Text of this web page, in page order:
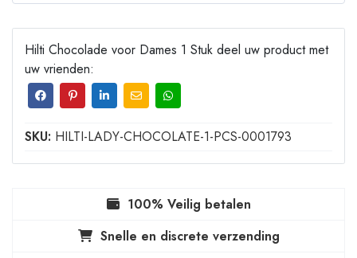
Hilti Chocolade voor Dames 1 Stuk deel uw product met
uw vrienden:
SKU: HILTI-LADY-CHOCOLATE-1-PCS-0001793
100% Veilig betalen
Snelle en discrete verzending